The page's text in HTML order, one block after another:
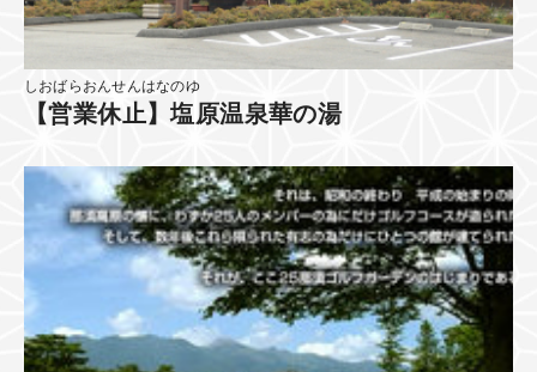
しおばらおんせんはなのゆ
【営業休止】塩原温泉華の湯